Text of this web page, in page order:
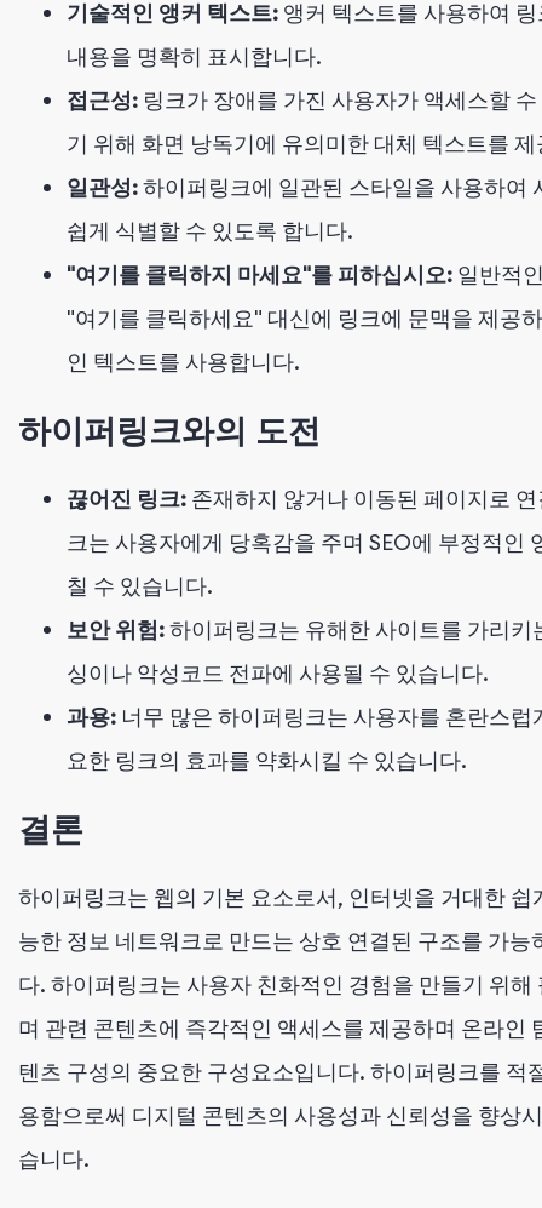
기술적인 앵커 텍스트: 앵커 텍스트를 사용하여
내용을 명확히 표시합니다.
접근성: 링크가 장애를 가진 사용자가 액세스할
기 위해 화면 낭독기에 유의미한 대체 텍스트를
일관성:하이퍼링크에 일관된 스타일을 사용하여
쉽게 식별할 수 있도록 합니다.
"여기를 클릭하지 마세요"를 피하십시오: 일반적
"여기를 클릭하세요" 대신에 링크에 문맥을 제공
인 텍스트를 사용합니다.
하이퍼링크와의 도전
끊어진 링크: 존재하지 않거나 이동된 페이지로
크는 사용자에게 당혹감을 주며 SEO에 부정적인
칠 수 있습니다.
보안 위험:하이퍼링크는 유해한 사이트를 가리키
싱이나 악성코드 전파에 사용될 수 있습니다.
과용: 너무 많은 하이퍼링크는 사용자를 혼란스럽
요한 링크의 효과를 약화시킬 수 있습니다.
결론
하이퍼링크는 웹의 기본 요소로서, 인터넷을 거대한 쉽
능한 정보 네트워크로 만드는 상호 연결된 구조를 가능
다. 하이퍼링크는 사용자 친화적인 경험을 만들기 위해
며 관련 콘텐츠에 즉각적인 액세스를 제공하며 온라인
텐츠 구성의 중요한 구성요소입니다. 하이퍼링크를 적
용함으로써 디지털 콘텐츠의 사용성과 신뢰성을 향상
습니다.